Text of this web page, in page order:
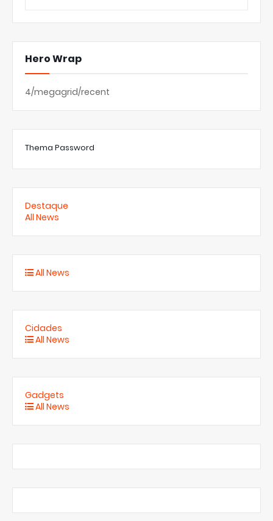
Hero Wrap
4/megagrid/recent
Thema Password
Destaque
All News
All News
Cidades
All News
Gadgets
All News